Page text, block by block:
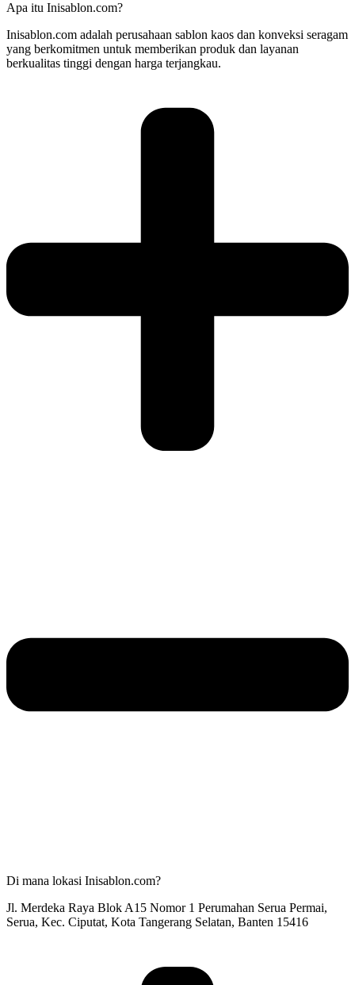
Apa itu Inisablon.com?
Inisablon.com adalah perusahaan sablon kaos dan konveksi seragam
yang berkomitmen untuk memberikan produk dan layanan
berkualitas tinggi dengan harga terjangkau.
Di mana lokasi Inisablon.com?
Jl. Merdeka Raya Blok A15 Nomor 1 Perumahan Serua Permai,
Serua, Kec. Ciputat, Kota Tangerang Selatan, Banten 15416